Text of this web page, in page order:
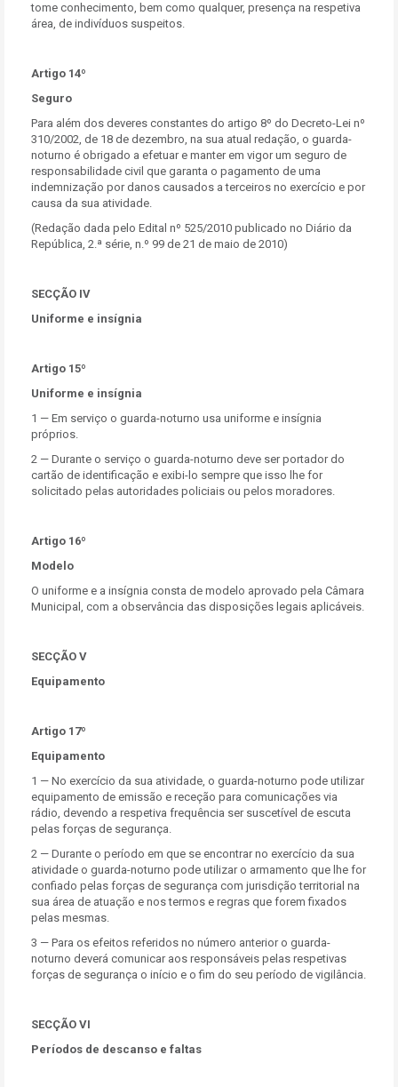
tome conhecimento, bem como qualquer, presença na respetiva
área, de indivíduos suspeitos.
Artigo 14º
Seguro
Para além dos deveres constantes do artigo 8º do Decreto-Lei nº
310/2002, de 18 de dezembro, na sua atual redação, o guarda-
noturno é obrigado a efetuar e manter em vigor um seguro de
responsabilidade civil que garanta o pagamento de uma
indemnização por danos causados a terceiros no exercício e por
causa da sua atividade.
(Redação dada pelo Edital nº 525/2010 publicado no Diário da
República, 2.ª série, n.º 99 de 21 de maio de 2010)
SECÇÃO IV
Uniforme e insígnia
Artigo 15º
Uniforme e insígnia
1 — Em serviço o guarda-noturno usa uniforme e insígnia
próprios.
2 — Durante o serviço o guarda-noturno deve ser portador do
cartão de identificação e exibi-lo sempre que isso lhe for
solicitado pelas autoridades policiais ou pelos moradores.
Artigo 16º
Modelo
O uniforme e a insígnia consta de modelo aprovado pela Câmara
Municipal, com a observância das disposições legais aplicáveis.
SECÇÃO V
Equipamento
Artigo 17º
Equipamento
1 — No exercício da sua atividade, o guarda-noturno pode utilizar
equipamento de emissão e receção para comunicações via
rádio, devendo a respetiva frequência ser suscetível de escuta
pelas forças de segurança.
2 — Durante o período em que se encontrar no exercício da sua
atividade o guarda-noturno pode utilizar o armamento que lhe for
confiado pelas forças de segurança com jurisdição territorial na
sua área de atuação e nos termos e regras que forem fixados
pelas mesmas.
3 — Para os efeitos referidos no número anterior o guarda-
noturno deverá comunicar aos responsáveis pelas respetivas
forças de segurança o início e o fim do seu período de vigilância.
SECÇÃO VI
Períodos de descanso e faltas